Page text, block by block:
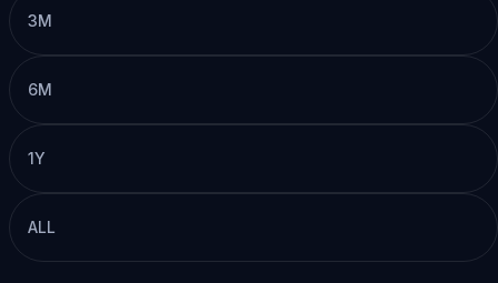
3M
6M
1Y
ALL